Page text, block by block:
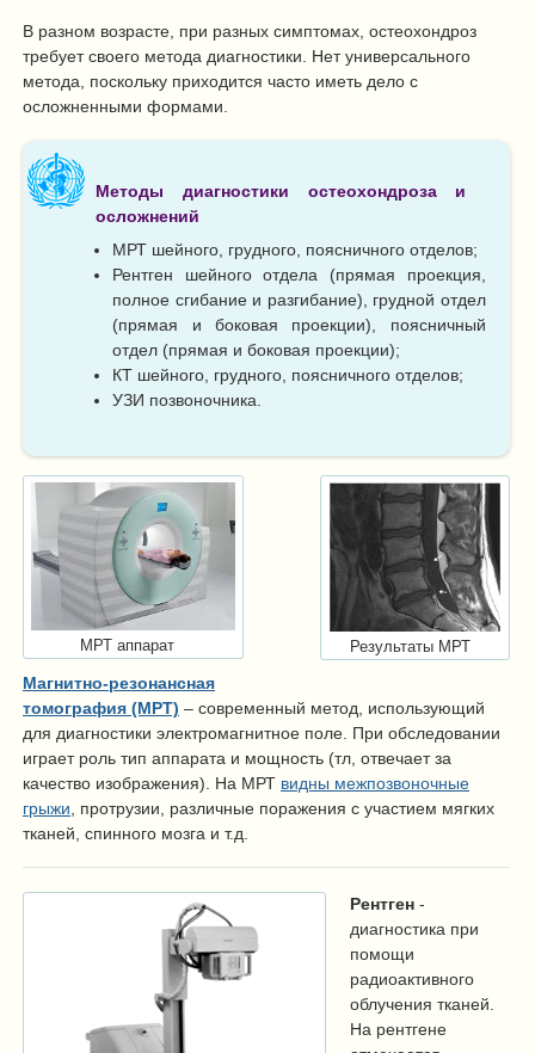
В разном возрасте, при разных симптомах, остеохондроз
требует своего метода диагностики. Нет универсального
метода, поскольку приходится часто иметь дело с
осложненными формами.
Методы диагностики остеохондроза и
осложнений
МРТ шейного, грудного, поясничного отделов;
Рентген шейного отдела (прямая проекция,
полное сгибание и разгибание), грудной отдел
(прямая и боковая проекции), поясничный
отдел (прямая и боковая проекции);
КТ шейного, грудного, поясничного отделов;
УЗИ позвоночника.
МРТ аппарат Результаты МРТ
Магнитно-резонансная
томография (МРТ) – современный метод, использующий
для диагностики электромагнитное поле. При обследовании
играет роль тип аппарата и мощность (тл, отвечает за
качество изображения). На МРТ видны межпозвоночные
грыжи , протрузии, различные поражения с участием мягких
тканей, спинного мозга и т.д.
Рентген -
диагностика при
помощи
радиоактивного
облучения тканей.
На рентгене